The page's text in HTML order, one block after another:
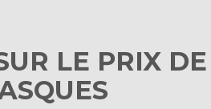
LE PRIX